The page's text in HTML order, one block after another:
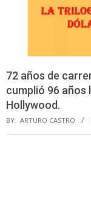
72 años de
cumplió 96 años
Hollywood.
BY: ARTURO CASTRO